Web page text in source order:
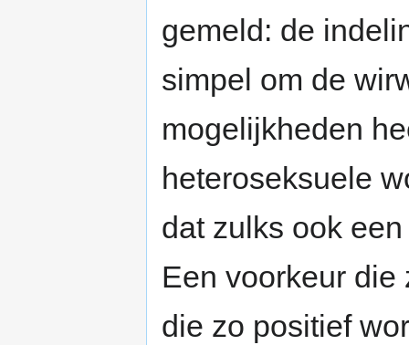
gemeld: de
simpel om de
mogelijkheden
heteroseksuele
dat zulks ook
Een voorkeur die
die zo positief